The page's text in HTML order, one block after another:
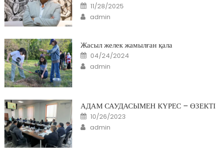
Posted
on
11/28/2025
Author
admin
Жасыл желек жамылған қала
Posted
on
04/24/2024
Author
admin
АДАМ САУДАСЫМЕН КҮРЕС – ӨЗЕКТІ
Posted
on
10/26/2023
Author
admin